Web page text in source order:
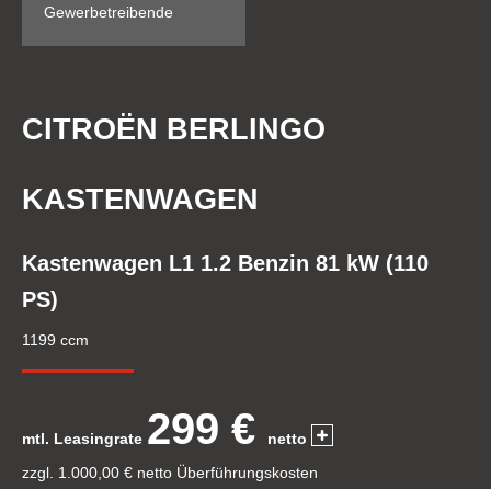
Gewerbetreibende
CITROËN BERLINGO
KASTENWAGEN
Kastenwagen L1 1.2 Benzin 81 kW (110
PS)
1199 ccm
mtl. Leasingrate 299 €
netto
zzgl. 1.000,00 € netto Überführungskosten